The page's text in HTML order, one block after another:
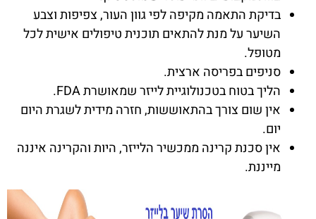
בדיקת התאמה מקיפה לפי גוון העור, צפיפות וצבע
השיער על מנת להתאים תוכנית טיפולים אישית לכל
מטופל.
סניפים בפריסה ארצית.
הליך בטוח בטכנולוגיית לייזר שמאושרת FDA.
אין שום צורך בהתאוששות, חזרה מידית לשגרת היום
יום.
אין סכנת קרינה ממכשיר הלייזר, היות והקרינה איננה
מייננת.